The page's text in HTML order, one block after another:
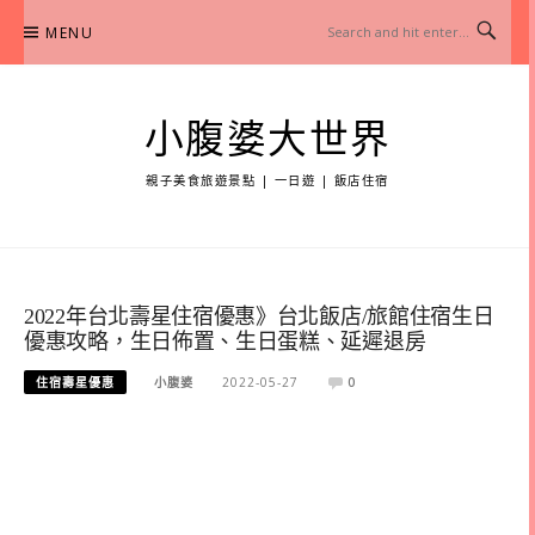
content
MENU
小腹婆大世界
親子美食旅遊景點 | 一日遊 | 飯店住宿
2022年台北壽星住宿優惠》台北飯店/旅館住宿生日
優惠攻略，生日佈置、生日蛋糕、延遲退房
住宿壽星優惠 小腹婆 2022-05-27 0